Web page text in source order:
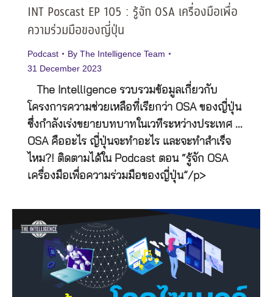
INT Poscast EP 105 : รู้จัก OSA เครื่องมือเพื่อ
ความร่วมมือของญี่ปุ่น
Podcast By The Intelligence Team
31 December 2023
The Intelligence รวบรวมข้อมูลเกี่ยวกับ
โครงการความช่วยเหลือที่เรียกว่า OSA ของญี่ปุ่น
ซึ่งกำลังเร่งขยายบทบาทในเวทีระหว่างประเทศ …
OSA คืออะไร ญี่ปุ่นจะทำอะไร และจะทำสำเร็จ
ไหม?! ติดตามได้ใน Podcast ตอน “รู้จัก OSA
เครื่องมือเพื่อความร่วมมือของญี่ปุ่น”/p>